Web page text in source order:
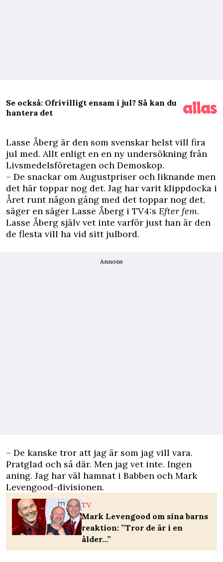
Se också: Ofrivilligt ensam i jul? Så kan du
hantera det
Lasse Åberg är den som svenskar helst vill fira
jul med. Allt enligt en en ny undersökning från
Livsmedelsföretagen och Demoskop.
– De snackar om Augustpriser och liknande men
det här toppar nog det. Jag har varit klippdocka i
Året runt någon gång med det toppar nog det,
säger en säger Lasse Åberg i TV4:s Efter fem.
Lasse Åberg själv vet inte varför just han är den
de flesta vill ha vid sitt julbord.
Annons
– De kanske tror att jag är som jag vill vara.
Pratglad och så där. Men jag vet inte. Ingen
aning. Jag har väl hamnat i Babben och Mark
Levengood-divisionen.
TV
Mark Levengood om sina barns
reaktion: ”Tror de är i en
ålder...”